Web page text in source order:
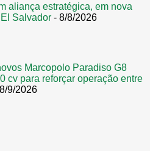
aliança estratégica, em nova
Salvador - 8/8/2026
Marcopolo Paradiso G8
cv para reforçar operação entre
9/2026